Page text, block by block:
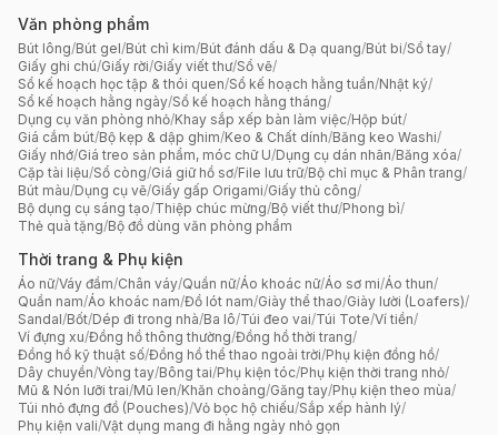
Văn phòng phẩm
Bút lông/Bút gel/Bút chì kim/Bút đánh dấu & Dạ quang/Bút bi/Sổ tay/
Giấy ghi chú/Giấy rời/Giấy viết thư/Sổ vẽ/
Sổ kế hoạch học tập & thói quen/Sổ kế hoạch hằng tuần/Nhật ký/
Sổ kế hoạch hằng ngày/Sổ kế hoạch hằng tháng/
Dụng cụ văn phòng nhỏ/Khay sắp xếp bàn làm việc/Hộp bút/
Giá cắm bút/Bộ kẹp & dập ghim/Keo & Chất dính/Băng keo Washi/
Giấy nhớ/Giá treo sản phẩm, móc chữ U/Dụng cụ dán nhãn/Băng xóa/
Cặp tài liệu/Sổ còng/Giá giữ hồ sơ/File lưu trữ/Bộ chỉ mục & Phân trang/
Bút màu/Dụng cụ vẽ/Giấy gấp Origami/Giấy thủ công/
Bộ dụng cụ sáng tạo/Thiệp chúc mừng/Bộ viết thư/Phong bì/
Thẻ quà tặng/Bộ đồ dùng văn phòng phẩm
Thời trang & Phụ kiện
Áo nữ/Váy đầm/Chân váy/Quần nữ/Áo khoác nữ/Áo sơ mi/Áo thun/
Quần nam/Áo khoác nam/Đồ lót nam/Giày thể thao/Giày lười (Loafers)/
Sandal/Bốt/Dép đi trong nhà/Ba lô/Túi đeo vai/Túi Tote/Ví tiền/
Ví đựng xu/Đồng hồ thông thường/Đồng hồ thời trang/
Đồng hồ kỹ thuật số/Đồng hồ thể thao ngoài trời/Phụ kiện đồng hồ/
Dây chuyền/Vòng tay/Bông tai/Phụ kiện tóc/Phụ kiện thời trang nhỏ/
Mũ & Nón lưỡi trai/Mũ len/Khăn choàng/Găng tay/Phụ kiện theo mùa/
Túi nhỏ đựng đồ (Pouches)/Vỏ bọc hộ chiếu/Sắp xếp hành lý/
Phụ kiện vali/Vật dụng mang đi hằng ngày nhỏ gọn